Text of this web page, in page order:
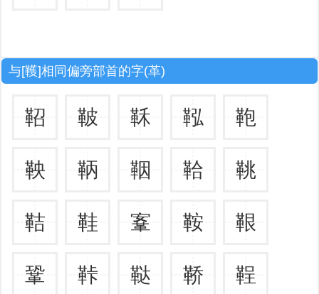
与[韄]相同偏旁部首的字(革)
鞀 鞁 鞂 鞃 鞄
鞅 鞆 鞇 鞈 鞉
鞊 鞋 鞌 鞍 鞎
鞏 鞐 鞑 鞒 鞓